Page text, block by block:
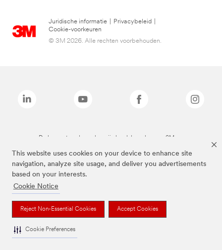
This website uses cookies on your device to enhance site
navigation, analyze site usage, and deliver you advertisements
based on your interests.
Cookie Notice
Reject Non-Essential Cookies Accept Cookies
Cookie Preferences
Juridische informatie Privacybeleid
Cookie-voorkeuren
© 3M 2026. Alle rechten voorbehouden.
De bovenstaande merken zijn handelsmerken van 3M.we